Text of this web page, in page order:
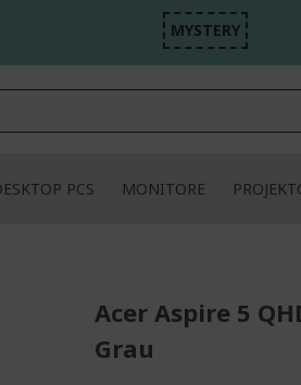
MYSTERY
PCS MONITORE
Acer Aspire 5
Grau